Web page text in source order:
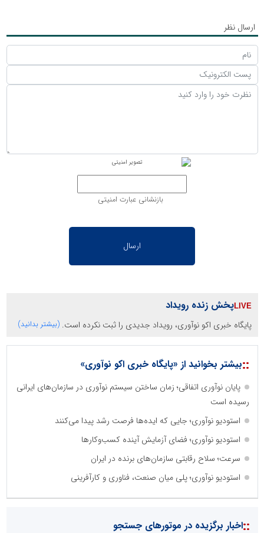
ارسال نظر
بازنشانی عبارت امنیتی
پخش زنده رویداد
پایگاه خبری اکو نوآوری، رویداد جدیدی را ثبت نکرده است. (بیشتر بدانید)
::بیشتر بخوانید از «پایگاه خبری اکو نوآوری»
پایان نوآوری اتفاقی؛ زمان ساختن سیستم نوآوری در سازمان‌های ایرانی
رسیده است
استودیو نوآوری؛ جایی که ایده‌ها فرصت رشد پیدا می‌کنند
استودیو نوآوری؛ فضای آزمایش آینده کسب‌وکارها
سرعت؛ سلاح رقابتی سازمان‌های برنده در ایران
استودیو نوآوری؛ پلی میان صنعت، فناوری و کارآفرینی
::اخبار برگزیده در موتورهای جستجو